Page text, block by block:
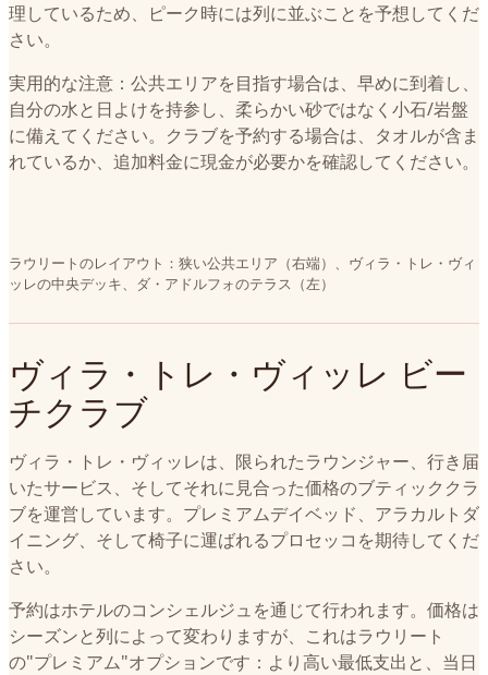
理しているため、ピーク時には列に並ぶことを予想してくだ
さい。
実用的な注意：公共エリアを目指す場合は、早めに到着し、
自分の水と日よけを持参し、柔らかい砂ではなく小石/岩盤
に備えてください。クラブを予約する場合は、タオルが含ま
れているか、追加料金に現金が必要かを確認してください。
ラウリートのレイアウト：狭い公共エリア（右端）、ヴィラ・トレ・ヴィ
ッレの中央デッキ、ダ・アドルフォのテラス（左）
ヴィラ・トレ・ヴィッレ ビー
チクラブ
ヴィラ・トレ・ヴィッレは、限られたラウンジャー、行き届
いたサービス、そしてそれに見合った価格のブティッククラ
ブを運営しています。プレミアムデイベッド、アラカルトダ
イニング、そして椅子に運ばれるプロセッコを期待してくだ
さい。
予約はホテルのコンシェルジュを通じて行われます。価格は
シーズンと列によって変わりますが、これはラウリート
の"プレミアム"オプションです：より高い最低支出と、当日